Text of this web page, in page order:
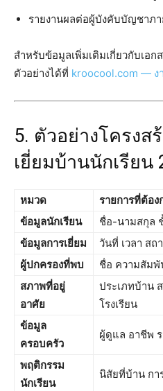
รายงานผลต่อผู้บังคับบัญชาภ
สำหรับข้อมูลเพิ่มเติมเกี่ยวกับเอก
ตัวอย่างได้ที่ kroocool.com — ง
5. ตัวอย่างโครงส
เยี่ยมบ้านนักเรียน
หมวด
รายการที่ต้อง
ข้อมูลนักเรียน
ชื่อ-นามสกุล
ข้อมูลการเยี่ยม
วันที่ เวลา สถ
ผู้ปกครองที่พบ
ชื่อ ความสัมพั
สภาพที่อยู่
อาศัย
ประเภทบ้าน
โรงเรียน
ข้อมูล
ครอบครัว
ผู้ดูแล อาชีพ
พฤติกรรม
นักเรียน
นิสัยที่บ้าน กา